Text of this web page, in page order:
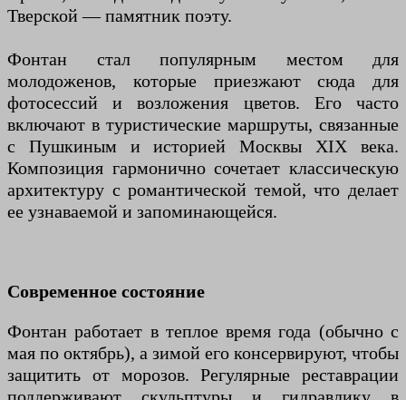
Тверской — памятник поэту.
Фонтан стал популярным местом для
молодоженов, которые приезжают сюда для
фотосессий и возложения цветов. Его часто
включают в туристические маршруты, связанные
с Пушкиным и историей Москвы XIX века.
Композиция гармонично сочетает классическую
архитектуру с романтической темой, что делает
ее узнаваемой и запоминающейся.
Современное состояние
Фонтан работает в теплое время года (обычно с
мая по октябрь), а зимой его консервируют, чтобы
защитить от морозов. Регулярные реставрации